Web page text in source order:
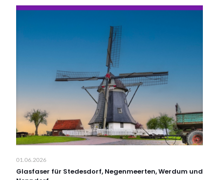
01.06.2026
Glasfaser für Stedesdorf, Negenmeerten, Werdum und